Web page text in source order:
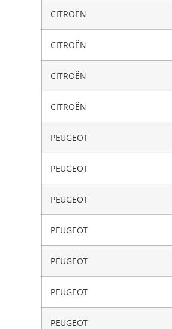
CITROËN
CITROËN
CITROËN
CITROËN
PEUGEOT
PEUGEOT
PEUGEOT
PEUGEOT
PEUGEOT
PEUGEOT
PEUGEOT